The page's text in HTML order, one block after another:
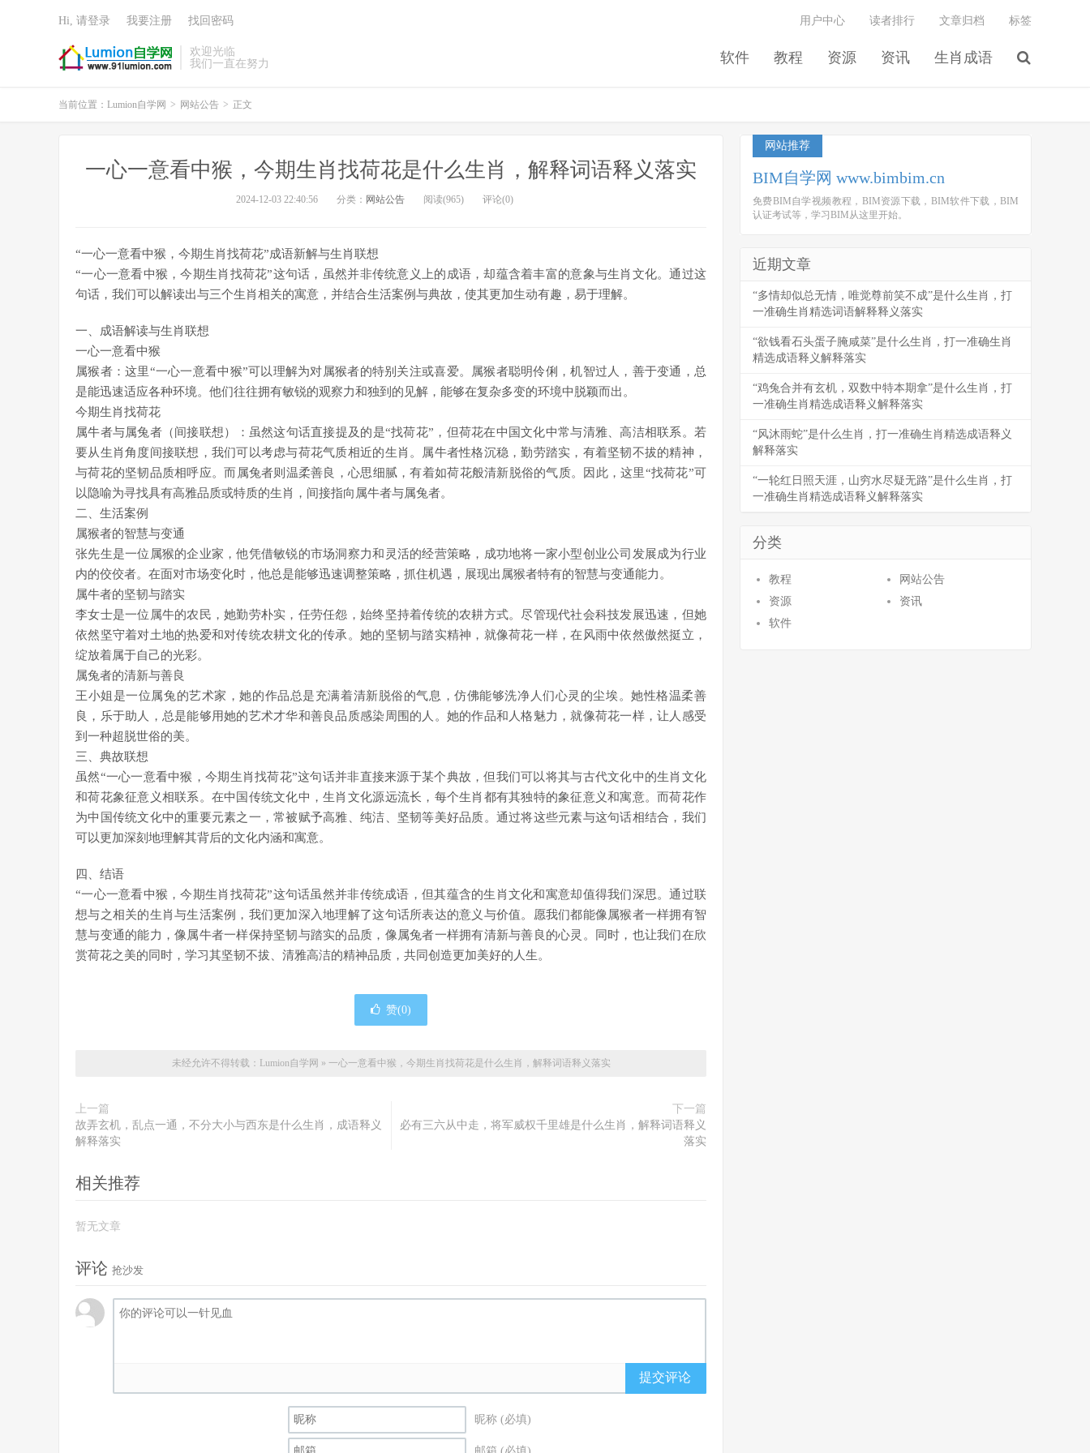
欢迎光临
我们一直在努力
软件 教程 资源 资讯 生肖成语
用户中心 读者排行 文章归档 标签
Hi, 请登录 我要注册 找回密码
当前位置： Lumion自学网 > 网站公告 > 正文
一心一意看中猴，今期生肖找荷花是什么生肖，解释词语释义落实
2024-12-03 22:40:56 分类： 网站公告 阅读(965) 评论(0)
“一心一意看中猴，今期生肖找荷花”成语新解与生肖联想
“一心一意看中猴，今期生肖找荷花”这句话，虽然并非传统意义上的成语，却蕴含着丰富的意象与生肖文化。通过这
句话，我们可以解读出与三个生肖相关的寓意，并结合生活案例与典故，使其更加生动有趣，易于理解。
一、成语解读与生肖联想
一心一意看中猴
属猴者：这里“一心一意看中猴”可以理解为对属猴者的特别关注或喜爱。属猴者聪明伶俐，机智过人，善于变通，总
是能迅速适应各种环境。他们往往拥有敏锐的观察力和独到的见解，能够在复杂多变的环境中脱颖而出。
今期生肖找荷花
属牛者与属兔者（间接联想）：虽然这句话直接提及的是“找荷花”，但荷花在中国文化中常与清雅、高洁相联系。若
要从生肖角度间接联想，我们可以考虑与荷花气质相近的生肖。属牛者性格沉稳，勤劳踏实，有着坚韧不拔的精神，
与荷花的坚韧品质相呼应。而属兔者则温柔善良，心思细腻，有着如荷花般清新脱俗的气质。因此，这里“找荷花”可
以隐喻为寻找具有高雅品质或特质的生肖，间接指向属牛者与属兔者。
二、生活案例
属猴者的智慧与变通
张先生是一位属猴的企业家，他凭借敏锐的市场洞察力和灵活的经营策略，成功地将一家小型创业公司发展成为行业
内的佼佼者。在面对市场变化时，他总是能够迅速调整策略，抓住机遇，展现出属猴者特有的智慧与变通能力。
属牛者的坚韧与踏实
李女士是一位属牛的农民，她勤劳朴实，任劳任怨，始终坚持着传统的农耕方式。尽管现代社会科技发展迅速，但她
依然坚守着对土地的热爱和对传统农耕文化的传承。她的坚韧与踏实精神，就像荷花一样，在风雨中依然傲然挺立，
绽放着属于自己的光彩。
属兔者的清新与善良
王小姐是一位属兔的艺术家，她的作品总是充满着清新脱俗的气息，仿佛能够洗净人们心灵的尘埃。她性格温柔善
良，乐于助人，总是能够用她的艺术才华和善良品质感染周围的人。她的作品和人格魅力，就像荷花一样，让人感受
到一种超脱世俗的美。
三、典故联想
虽然“一心一意看中猴，今期生肖找荷花”这句话并非直接来源于某个典故，但我们可以将其与古代文化中的生肖文化
和荷花象征意义相联系。在中国传统文化中，生肖文化源远流长，每个生肖都有其独特的象征意义和寓意。而荷花作
为中国传统文化中的重要元素之一，常被赋予高雅、纯洁、坚韧等美好品质。通过将这些元素与这句话相结合，我们
可以更加深刻地理解其背后的文化内涵和寓意。
四、结语
“一心一意看中猴，今期生肖找荷花”这句话虽然并非传统成语，但其蕴含的生肖文化和寓意却值得我们深思。通过联
想与之相关的生肖与生活案例，我们更加深入地理解了这句话所表达的意义与价值。愿我们都能像属猴者一样拥有智
慧与变通的能力，像属牛者一样保持坚韧与踏实的品质，像属兔者一样拥有清新与善良的心灵。同时，也让我们在欣
赏荷花之美的同时，学习其坚韧不拔、清雅高洁的精神品质，共同创造更加美好的人生。
赞(0)
未经允许不得转载： Lumion自学网 » 一心一意看中猴，今期生肖找荷花是什么生肖，解释词语释义落实
上一篇
故弄玄机，乱点一通，不分大小与西东是什么生肖，成语释义
解释落实
下一篇
必有三六从中走，将军威权千里雄是什么生肖，解释词语释义
落实
相关推荐
暂无文章
评论 抢沙发
提交评论
昵称 (必填)
网站推荐
BIM自学网 www.bimbim.cn
免费BIM自学视频教程，BIM资源下载，BIM软件下载，BIM
认证考试等，学习BIM从这里开始。
近期文章
“多情却似总无情，唯觉尊前笑不成”是什么生肖，打
一准确生肖精选词语解释释义落实
“欲钱看石头蛋子腌咸菜”是什么生肖，打一准确生肖
精选成语释义解释落实
“鸡兔合并有玄机，双数中特本期拿”是什么生肖，打
一准确生肖精选成语释义解释落实
“风沐雨蛇”是什么生肖，打一准确生肖精选成语释义
解释落实
“一轮红日照天涯，山穷水尽疑无路”是什么生肖，打
一准确生肖精选成语释义解释落实
分类
教程
网站公告
资源
资讯
软件